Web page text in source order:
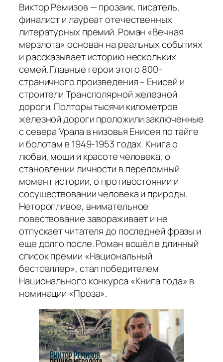
Виктор Ремизов — прозаик, писатель,
финалист и лауреат отечественных
литературных премий. Роман «Вечная
мерзлота» основан на реальных событиях
и рассказывает историю нескольких
семей. Главные герои этого 800-
страничного произведения – Енисей и
строители Трансполярной железной
дороги. Полторы тысячи километров
железной дороги проложили заключенные
с севера Урала в низовья Енисея по тайге
и болотам в 1949-1953 годах. Книга о
любви, мощи и красоте человека, о
становлении личности в переломный
момент истории, о противостоянии и
сосуществовании человека и природы.
Неторопливое, внимательное
повествование завораживает и не
отпускает читателя до последней фразы и
еще долго после. Роман вошёл в длинный
список премии «Национальный
бестселлер», стал победителем
Национального конкурса «Книга года» в
номинации «Проза».